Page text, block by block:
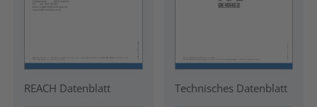
REACH Datenblatt Technisches Datenblatt